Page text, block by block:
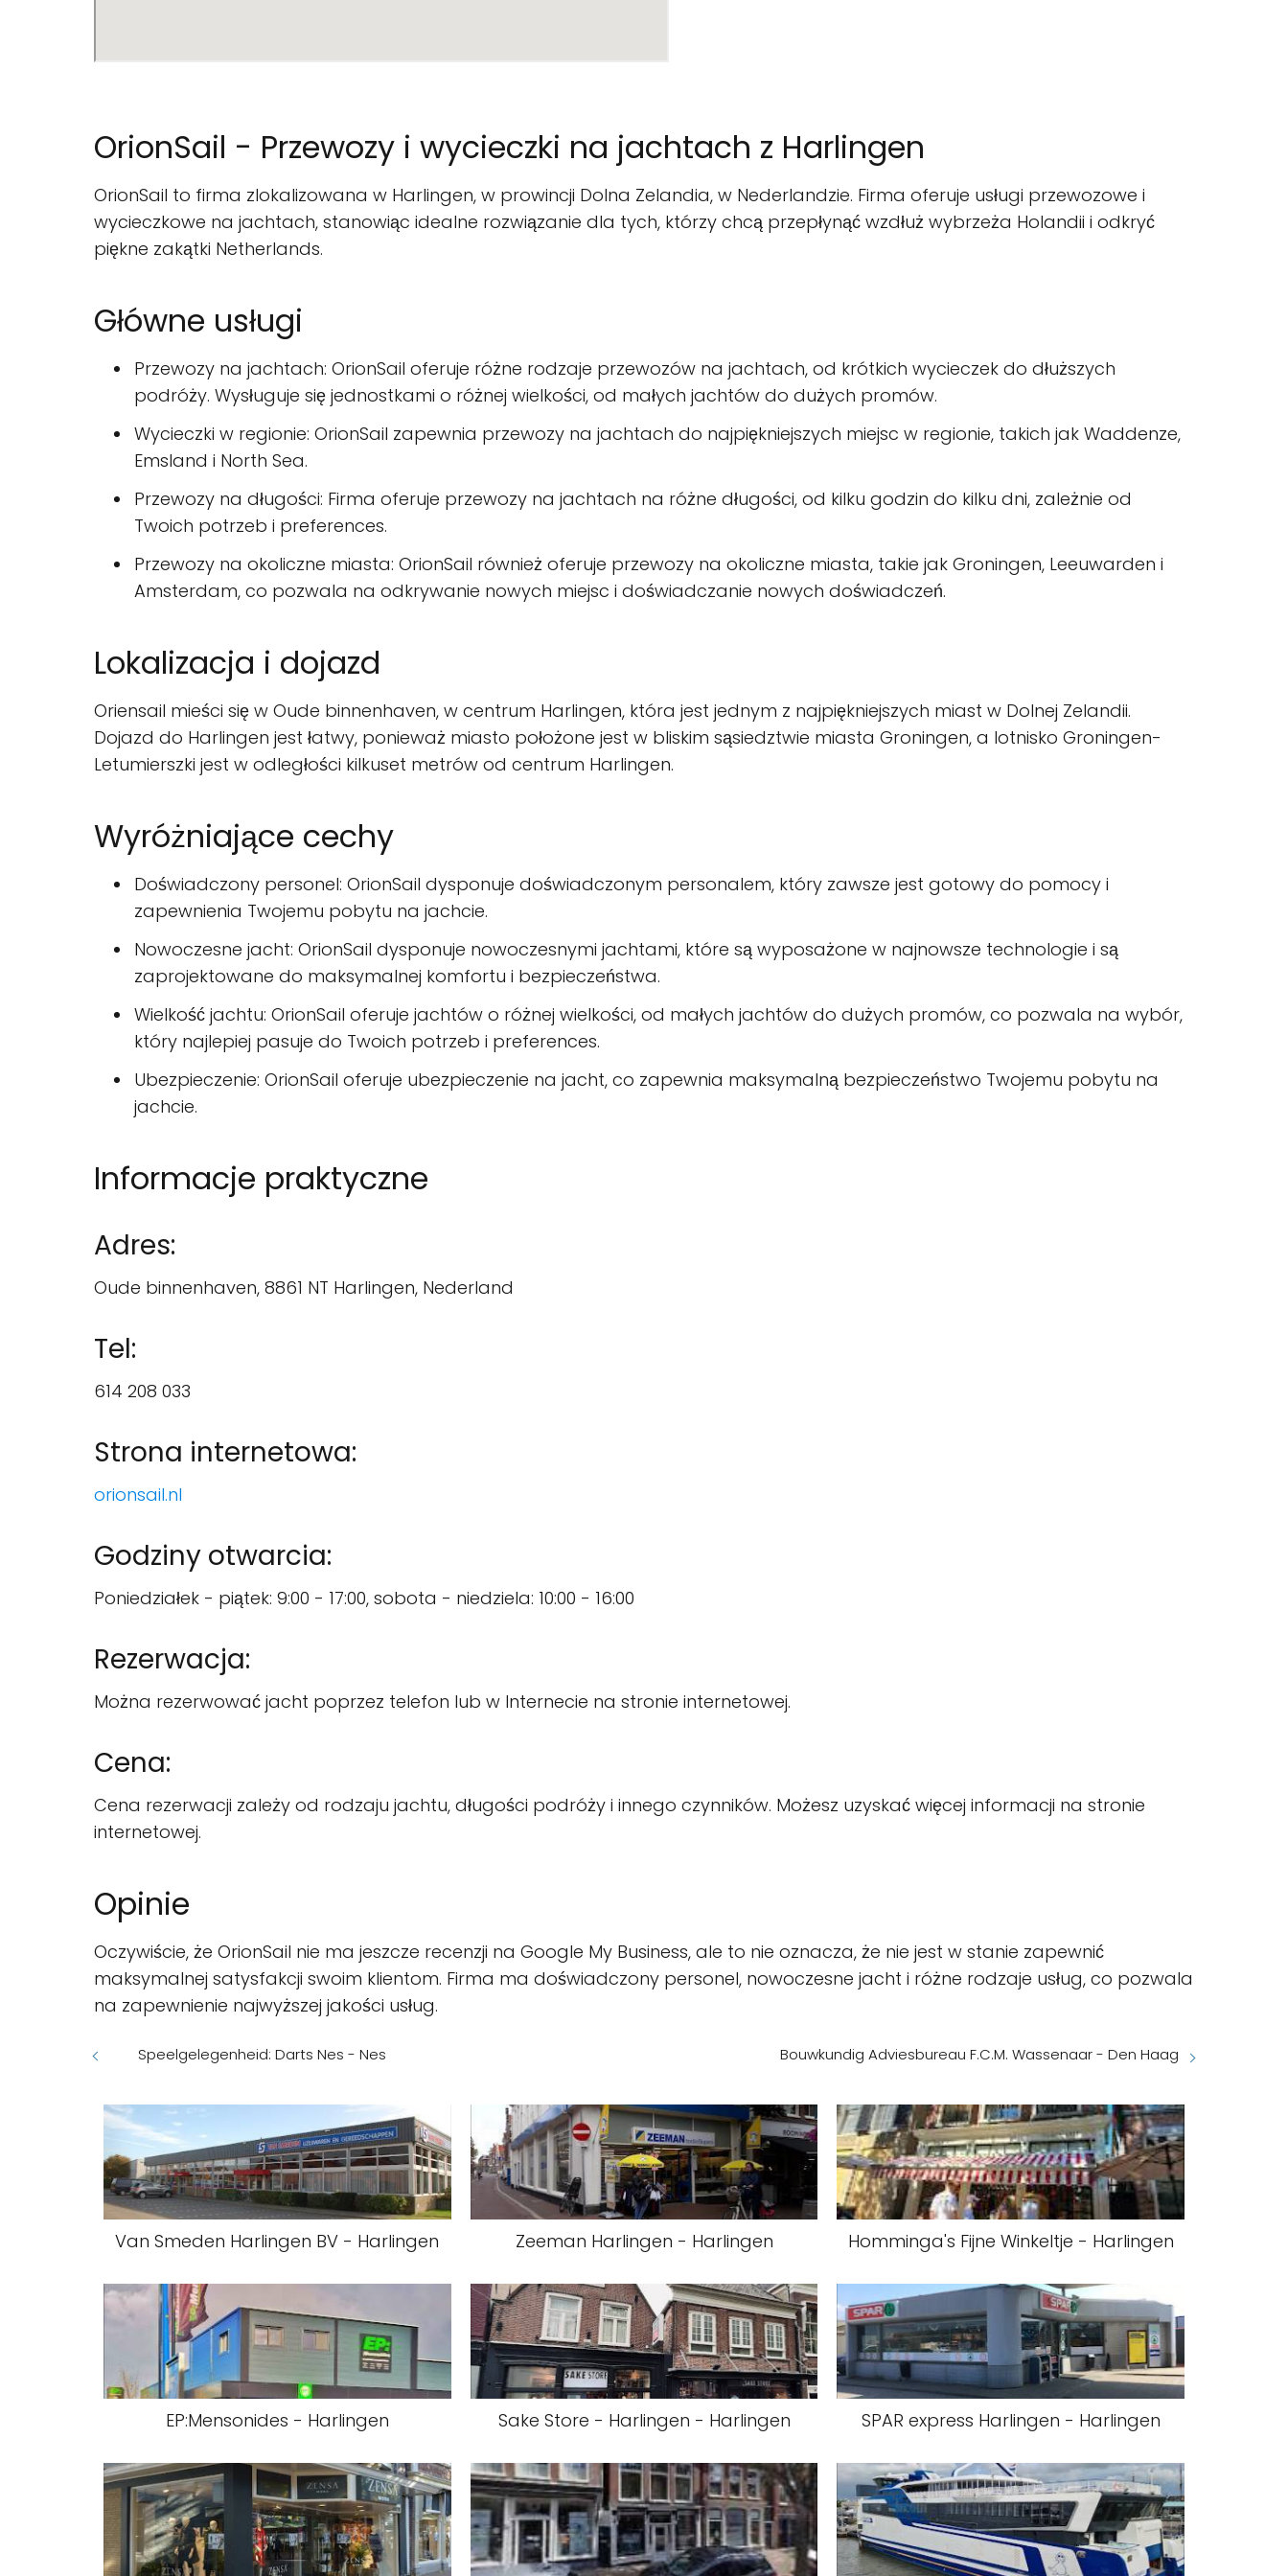
OrionSail - Przewozy i wycieczki na jachtach z Harlingen
OrionSail to firma zlokalizowana w Harlingen, w prowincji Dolna Zelandia, w Nederlandzie. Firma oferuje usługi przewozowe i
wycieczkowe na jachtach, stanowiąc idealne rozwiązanie dla tych, którzy chcą przepłynąć wzdłuż wybrzeża Holandii i odkryć
piękne zakątki Netherlands.
Główne usługi
Przewozy na jachtach: OrionSail oferuje różne rodzaje przewozów na jachtach, od krótkich wycieczek do dłuższych
podróży. Wysługuje się jednostkami o różnej wielkości, od małych jachtów do dużych promów.
Wycieczki w regionie: OrionSail zapewnia przewozy na jachtach do najpiękniejszych miejsc w regionie, takich jak Waddenze,
Emsland i North Sea.
Przewozy na długości: Firma oferuje przewozy na jachtach na różne długości, od kilku godzin do kilku dni, zależnie od
Twoich potrzeb i preferences.
Przewozy na okoliczne miasta: OrionSail również oferuje przewozy na okoliczne miasta, takie jak Groningen, Leeuwarden i
Amsterdam, co pozwala na odkrywanie nowych miejsc i doświadczanie nowych doświadczeń.
Lokalizacja i dojazd
Oriensail mieści się w Oude binnenhaven, w centrum Harlingen, która jest jednym z najpiękniejszych miast w Dolnej Zelandii.
Dojazd do Harlingen jest łatwy, ponieważ miasto położone jest w bliskim sąsiedztwie miasta Groningen, a lotnisko Groningen-
Letumierszki jest w odległości kilkuset metrów od centrum Harlingen.
Wyróżniające cechy
Doświadczony personel: OrionSail dysponuje doświadczonym personalem, który zawsze jest gotowy do pomocy i
zapewnienia Twojemu pobytu na jachcie.
Nowoczesne jacht: OrionSail dysponuje nowoczesnymi jachtami, które są wyposażone w najnowsze technologie i są
zaprojektowane do maksymalnej komfortu i bezpieczeństwa.
Wielkość jachtu: OrionSail oferuje jachtów o różnej wielkości, od małych jachtów do dużych promów, co pozwala na wybór,
który najlepiej pasuje do Twoich potrzeb i preferences.
Ubezpieczenie: OrionSail oferuje ubezpieczenie na jacht, co zapewnia maksymalną bezpieczeństwo Twojemu pobytu na
jachcie.
Informacje praktyczne
Adres:
Oude binnenhaven, 8861 NT Harlingen, Nederland
Tel:
614 208 033
Strona internetowa:
orionsail.nl
Godziny otwarcia:
Poniedziałek - piątek: 9:00 - 17:00, sobota - niedziela: 10:00 - 16:00
Rezerwacja:
Można rezerwować jacht poprzez telefon lub w Internecie na stronie internetowej.
Cena:
Cena rezerwacji zależy od rodzaju jachtu, długości podróży i innego czynników. Możesz uzyskać więcej informacji na stronie
internetowej.
Opinie
Oczywiście, że OrionSail nie ma jeszcze recenzji na Google My Business, ale to nie oznacza, że nie jest w stanie zapewnić
maksymalnej satysfakcji swoim klientom. Firma ma doświadczony personel, nowoczesne jacht i różne rodzaje usług, co pozwala
na zapewnienie najwyższej jakości usług.
Speelgelegenheid: Darts Nes - Nes Bouwkundig Adviesbureau F.C.M. Wassenaar - Den Haag
Van Smeden Harlingen BV - Harlingen Zeeman Harlingen - Harlingen Homminga's Fijne Winkeltje - Harlingen
EP:Mensonides - Harlingen Sake Store - Harlingen - Harlingen SPAR express Harlingen - Harlingen